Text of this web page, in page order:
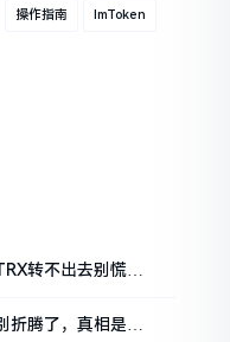
操作指南 ImToken
转不出去别慌，
折腾了，真相是这